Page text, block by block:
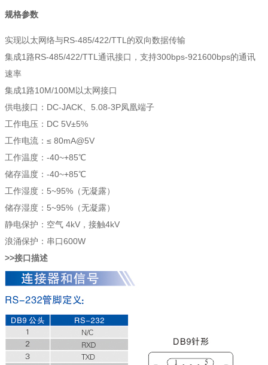
规格参数
实现以太网络与RS-485/422/TTL的双向数据传输
集成1路RS-485/422/TTL通讯接口，支持300bps-921600bps的通讯
速率
集成1路10M/100M以太网接口
供电接口：DC-JACK、5.08-3P凤凰端子
工作电压：DC 5V±5%
工作电流：≤ 80mA@5V
工作温度：-40~+85℃
储存温度：-40~+85℃
工作湿度：5~95%（无凝露）
储存湿度：5~95%（无凝露）
静电保护：空气 4kV，接触4kV
浪涌保护：串口600W
>>接口描述